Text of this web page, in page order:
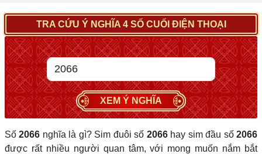
TRA CỨU Ý NGHĨA 4 SỐ CUỐI ĐIỆN THOẠI
XEM Ý NGHĨA
Số2066 nghĩa là gì? Sim đuôi số 2066hay sim đầu số2066
được rất nhiều người quan tâm, với mong muốn nắm bắt